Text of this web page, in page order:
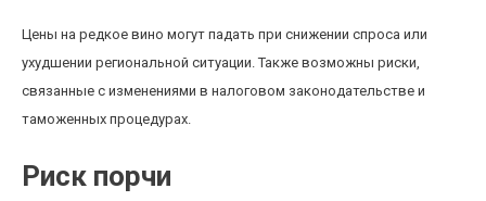
Цены на редкое вино могут падать при снижении спроса или
ухудшении региональной ситуации. Также возможны риски,
связанные с изменениями в налоговом законодательстве и
таможенных процедурах.
Риск порчи